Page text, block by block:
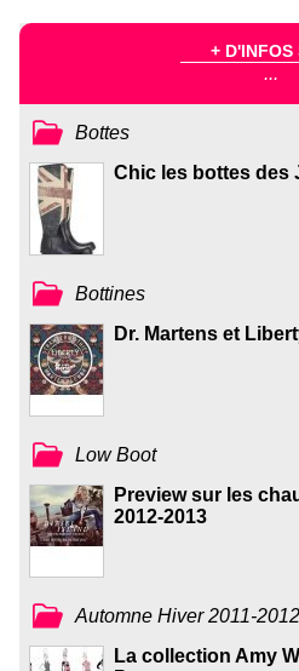
+ D'INFOS
...
Bottes
Chic les bottes des
Bottines
Dr. Martens et
Low Boot
Preview sur les
2012-2013
Automne Hiver 2011-2012
La collection Amy